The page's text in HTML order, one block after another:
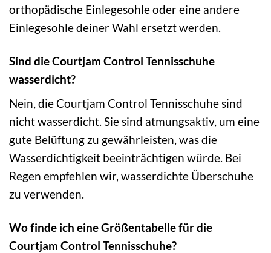
orthopädische Einlegesohle oder eine andere
Einlegesohle deiner Wahl ersetzt werden.
Sind die Courtjam Control Tennisschuhe
wasserdicht?
Nein, die Courtjam Control Tennisschuhe sind
nicht wasserdicht. Sie sind atmungsaktiv, um eine
gute Belüftung zu gewährleisten, was die
Wasserdichtigkeit beeinträchtigen würde. Bei
Regen empfehlen wir, wasserdichte Überschuhe
zu verwenden.
Wo finde ich eine Größentabelle für die
Courtjam Control Tennisschuhe?